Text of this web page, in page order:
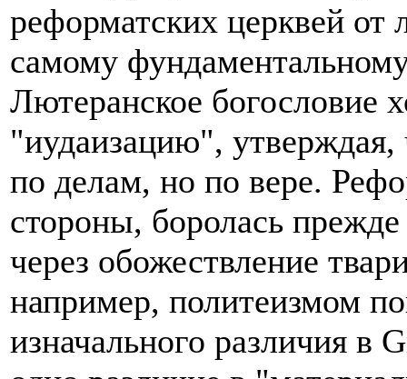
реформатских церквей
самому
Лютеранское богословие
"иудаизацию", утверждая,
по делам, но по вере.
стороны, боролась
через обожествление
например, политеизмом
изначального различия в